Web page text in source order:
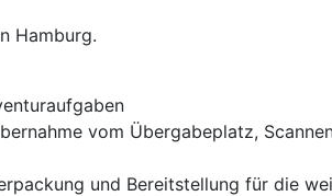
Hamburg.
vom Übergabeplatz,
und Bereitstellung für die